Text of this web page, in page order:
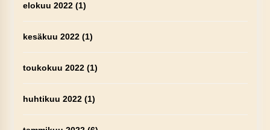
elokuu 2022(1)
kesäkuu 2022(1)
toukokuu 2022(1)
huhtikuu 2022(1)